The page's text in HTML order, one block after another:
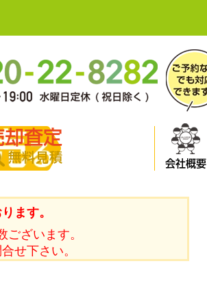
却査定
無料見積 会社概要
ます。
ざいます。
せ下さい。